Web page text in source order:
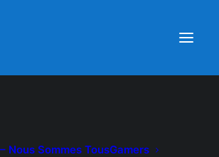
– Nous Sommes TousGamers